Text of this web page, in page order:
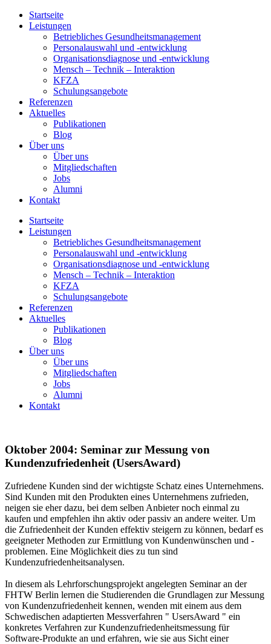
Startseite
Leistungen
Betriebliches Gesundheitsmanagement
Personalauswahl und -entwicklung
Organisationsdiagnose und -entwicklung
Mensch – Technik – Interaktion
KFZA
Schulungsangebote
Referenzen
Aktuelles
Publikationen
Blog
Über uns
Über uns
Mitgliedschaften
Jobs
Alumni
Kontakt
Startseite
Leistungen
Betriebliches Gesundheitsmanagement
Personalauswahl und -entwicklung
Organisationsdiagnose und -entwicklung
Mensch – Technik – Interaktion
KFZA
Schulungsangebote
Referenzen
Aktuelles
Publikationen
Blog
Über uns
Über uns
Mitgliedschaften
Jobs
Alumni
Kontakt
Oktober 2004: Seminar zur Messung von
Kundenzufriedenheit (UsersAward)
Zufriedene Kunden sind der wichtigste Schatz eines Unternehmens.
Sind Kunden mit den Produkten eines Unternehmens zufrieden,
neigen sie eher dazu, bei dem selben Anbieter noch einmal zu
kaufen und empfehlen ihn aktiv oder passiv an andere weiter. Um
die Zufriedenheit der Kunden effektiv steigern zu können, bedarf es
geeigneter Methoden zur Ermittlung von Kundenwünschen und -
problemen. Eine Möglichkeit dies zu tun sind
Kundenzufriedenheitsanalysen.
In diesem als Lehrforschungsprojekt angelegten Seminar an der
FHTW Berlin lernen die Studierenden die Grundlagen zur Messung
von Kundenzufriedenheit kennen, wenden mit einem aus dem
Schwedischen adaptierten Messverfahren " UsersAward " ein
konkretes Verfahren zur Kundenzufriedenheitsmessung für
Software-Produkte an und erfahren, wie sie aus Sicht einer